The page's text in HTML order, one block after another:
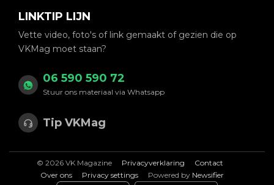
LINKTIP LIJN
Vette video, foto's of link gemaakt of gezien die op
VKMag moet staan?
06 590 590 72
Stuur ons materiaal via Whatsapp
Tip VKMag
© 2026 VK Magazine Privacyverklaring
Contact
Over ons
Privacy settings Powered by Newsifier